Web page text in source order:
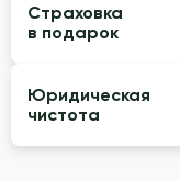
Страховка
в подарок
Юридическая
чистота